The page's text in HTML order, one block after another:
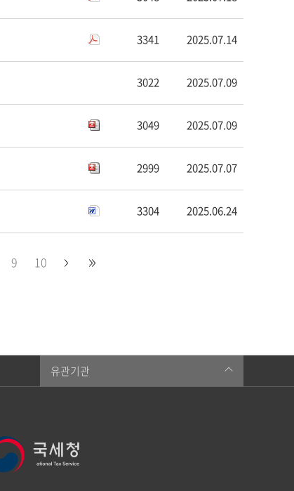
3341 2025.07.14
3022 2025.07.09
3049 2025.07.09
2999 2025.07.07
3304 2025.06.24
9 10
유관기관